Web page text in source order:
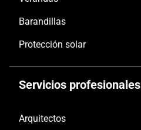
Barandillas
Protección solar
Servicios profesionales
Arquitectos